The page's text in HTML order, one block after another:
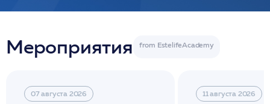
Мероприятия
07 августа 2026 11 августа 2026